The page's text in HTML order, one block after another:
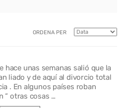
ORDENA PER
hace unas semanas salió que la
liado y de aquí al divorcio total
. En algunos países roban
“ otras cosas …